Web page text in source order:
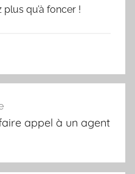
plus qu’à foncer !
appel à un agent